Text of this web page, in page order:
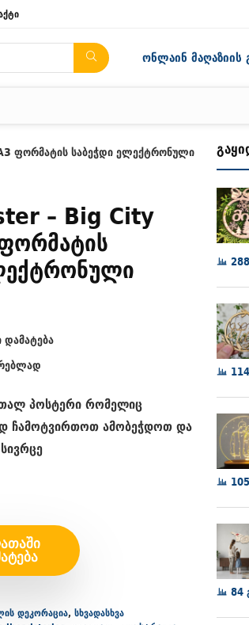
ონლაინ მაღაზიის
ფორმატის საბეჭდი ელექტრონული
– Big City
დამატება
პოსტერი რომელიც
ჩამოტვირთოთ ამობეჭდოთ და
დეკორაცია, სხვადასხვა
84